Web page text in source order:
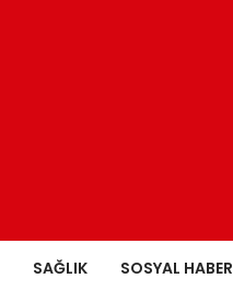
SAĞLIK SOSYAL HABER